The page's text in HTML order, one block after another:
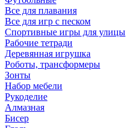
Все для плавания
Все для игр с песком
Спортивные игры для улицы
Рабочие тетради
Деревянная игрушка
Роботы, трансформеры
Зонты
Набор мебели
Рукоделие
Алмазная
Бисер